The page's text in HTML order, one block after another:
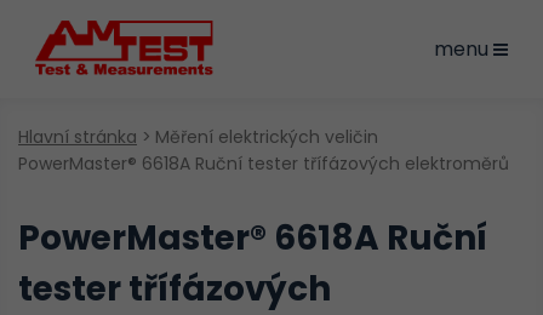
menu
Hlavní stránka
Měření elektrických veličin
PowerMaster® 6618A Ruční tester třífázových elektroměrů
PowerMaster® 6618A Ruční
tester třífázových